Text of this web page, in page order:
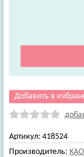
Добавить в
Артикул: 418524
Производитель: KAO